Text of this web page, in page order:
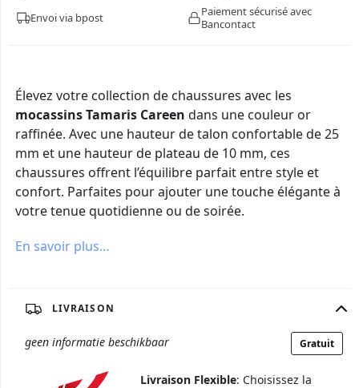
Envoi via bpost
Paiement sécurisé avec
Bancontact
Élevez votre collection de chaussures avec les
mocassins Tamaris Careen dans une couleur or
raffinée. Avec une hauteur de talon confortable de 25
mm et une hauteur de plateau de 10 mm, ces
chaussures offrent l’équilibre parfait entre style et
confort. Parfaites pour ajouter une touche élégante à
votre tenue quotidienne ou de soirée.
En savoir plus…
LIVRAISON
geen informatie beschikbaar Gratuit
Livraison Flexible: Choisissez la